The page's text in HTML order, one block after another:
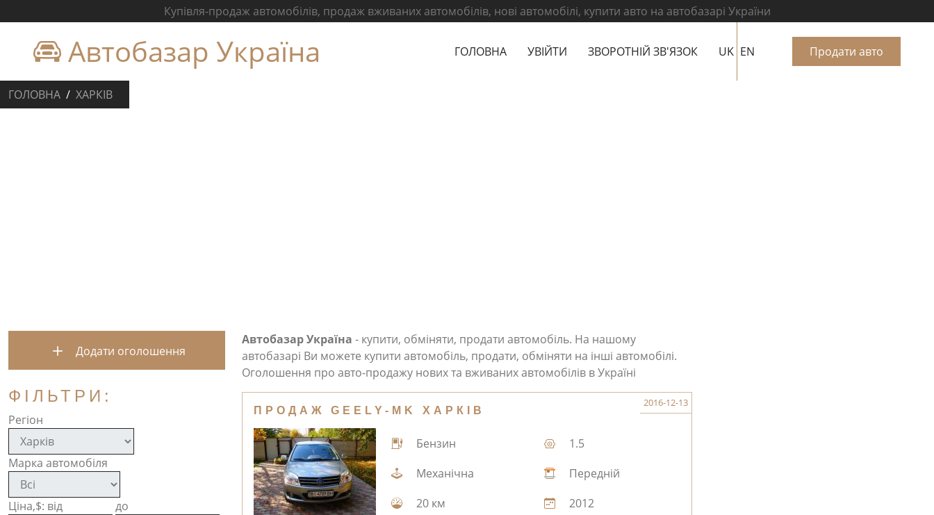
Купівля-продаж автомобілів, продаж вживаних автомобілів, нові автомобілі, купити авто на автобазарі України
Автобазар Україна ГОЛОВНА УВІЙТИ ЗВОРОТНІЙ ЗВ'ЯЗОК UK EN Продати авто
ГОЛОВНА ХАРКІВ
Додати оголошення
ФІЛЬТРИ:
Регіон
Марка автомобіля
Ціна,$: від до
Автобазар Україна - купити, обміняти, продати автомобіль. На нашому
автобазарі Ви можете купити автомобіль, продати, обміняти на інші автомобілі.
Оголошення про авто-продажу нових та вживаних автомобілів в Україні
ПРОДАЖ GEELY-MK ХАРКІВ
2016-12-13
Бензин
1.5
Механічна
Передній
20 км
2012